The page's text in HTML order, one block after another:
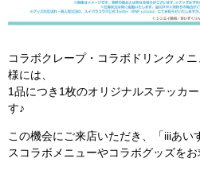
コラボクレープ・コラボドリンクメ
様には、
1品につき1枚のオリジナルステッカ
す♪
この機会にご来店いただき、「iiiあい
スコラボメニューやコラボグッズを